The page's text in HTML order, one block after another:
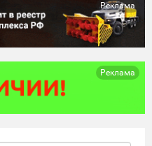
Реклама
Реклама